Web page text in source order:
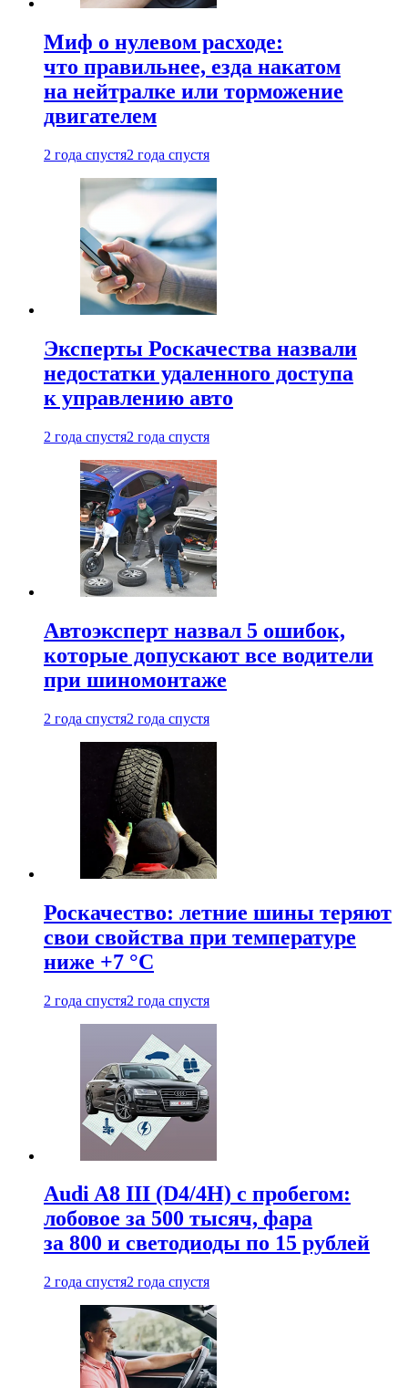
Миф о нулевом расходе:
что правильнее, езда накатом
на нейтралке или торможение
двигателем
2 года спустя2 года спустя
Эксперты Роскачества назвали
недостатки удаленного доступа
к управлению авто
2 года спустя2 года спустя
Автоэксперт назвал 5 ошибок,
которые допускают все водители
при шиномонтаже
2 года спустя2 года спустя
Роскачество: летние шины теряют
свои свойства при температуре
ниже +7 °C
2 года спустя2 года спустя
Audi A8 III (D4/4H) c пробегом:
лобовое за 500 тысяч, фара
за 800 и светодиоды по 15 рублей
2 года спустя2 года спустя